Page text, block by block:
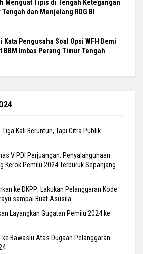
Menguat Tipis di Tengah Ketegangan
dan Menjelang RDG BI
Kata Pengusaha Soal Opsi WFH Demi
BBM Imbas Perang Timur Tengah
Kali Beruntun, Tapi Citra Publik
V PDI Perjuangan: Penyalahgunaan
Kerok Pemilu 2024 Terburuk Sepanjang
ke DKPP; Lakukan Pelanggaran Kode
sampai Buat Asusila
Layangkan Gugatan Pemilu 2024 ke
Bawaslu Atas Dugaan Pelanggaran